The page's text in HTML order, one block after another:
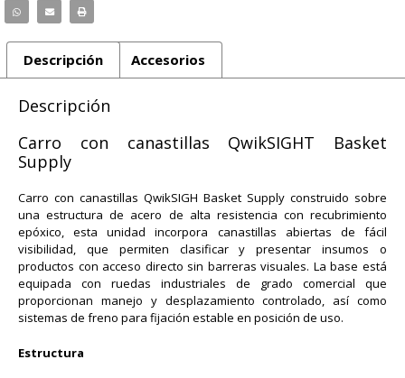
Descripción Accesorios
Descripción
Carro con canastillas QwikSIGHT Basket
Supply
Carro con canastillas QwikSIGH Basket Supply construido sobre
una estructura de acero de alta resistencia con recubrimiento
epóxico, esta unidad incorpora canastillas abiertas de fácil
visibilidad, que permiten clasificar y presentar insumos o
productos con acceso directo sin barreras visuales. La base está
equipada con ruedas industriales de grado comercial que
proporcionan manejo y desplazamiento controlado, así como
sistemas de freno para fijación estable en posición de uso.
Estructura